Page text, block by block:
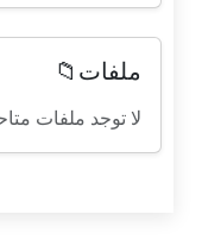
ملفات📁
لا توجد ملفات